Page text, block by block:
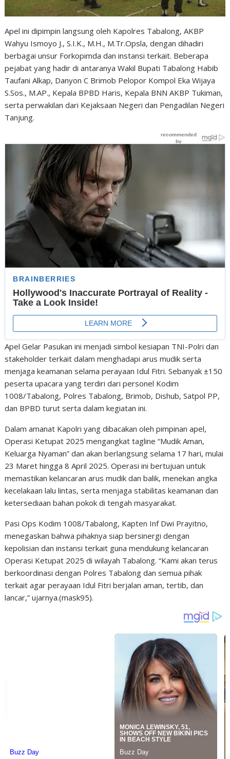
Apel ini dipimpin langsung oleh Kapolres Tabalong, AKBP
Wahyu Ismoyo J., S.I.K., M.H., M.Tr.Opsla, dengan dihadiri
berbagai unsur Forkopimda dan instansi terkait. Beberapa
pejabat yang hadir di antaranya Wakil Bupati Tabalong Habib
Taufani Alkap, Danyon C Brimob Pelopor Kompol Eka Wijaya
S.Sos., M.AP., Kepala BPBD Haris, Kepala BNN AKBP Tukiman,
serta perwakilan dari Kejaksaan Negeri dan Pengadilan Negeri
Tanjung.
Apel Gelar Pasukan ini menjadi simbol kesiapan TNI-Polri dan
stakeholder terkait dalam menghadapi arus mudik serta
menjaga keamanan selama perayaan Idul Fitri. Sebanyak ±150
peserta upacara yang terdiri dari personel Kodim
1008/Tabalong, Polres Tabalong, Brimob, Dishub, Satpol PP,
dan BPBD turut serta dalam kegiatan ini.
Dalam amanat Kapolri yang dibacakan oleh pimpinan apel,
Operasi Ketupat 2025 mengangkat tagline “Mudik Aman,
Keluarga Nyaman” dan akan berlangsung selama 17 hari, mulai
23 Maret hingga 8 April 2025. Operasi ini bertujuan untuk
memastikan kelancaran arus mudik dan balik, menekan angka
kecelakaan lalu lintas, serta menjaga stabilitas keamanan dan
ketersediaan bahan pokok di tengah masyarakat.
Pasi Ops Kodim 1008/Tabalong, Kapten Inf Dwi Prayitno,
menegaskan bahwa pihaknya siap bersinergi dengan
kepolisian dan instansi terkait guna mendukung kelancaran
Operasi Ketupat 2025 di wilayah Tabalong. “Kami akan terus
berkoordinasi dengan Polres Tabalong dan semua pihak
terkait agar perayaan Idul Fitri berjalan aman, tertib, dan
lancar,” ujarnya.(mask95).